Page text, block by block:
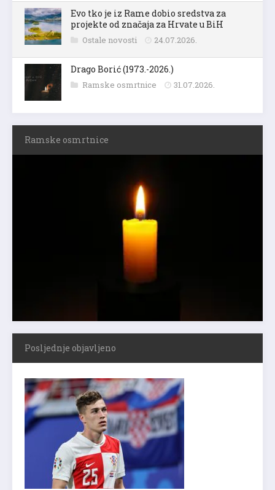
Evo tko je iz Rame dobio sredstva za
projekte od značaja za Hrvate u BiH
Ostale novosti 24.07.2026.
Drago Borić (1973.-2026.)
Ramske osmrtnice 31.07.2026.
Ramske osmrtnice
Posljednje objavljeno